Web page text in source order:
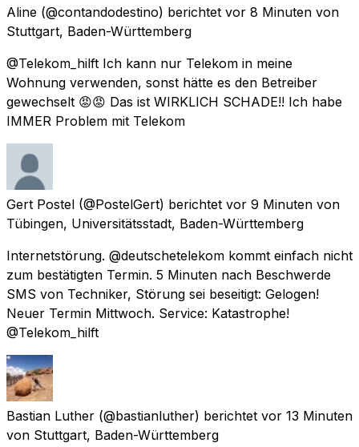
Aline (@contandodestino) berichtet vor 8 Minuten von
Stuttgart, Baden-Württemberg
@Telekom_hilft Ich kann nur Telekom in meine
Wohnung verwenden, sonst hätte es den Betreiber
gewechselt 😡😡 Das ist WIRKLICH SCHADE!! Ich habe
IMMER Problem mit Telekom
Gert Postel (@PostelGert) berichtet vor 9 Minuten von
Tübingen, Universitätsstadt, Baden-Württemberg
Internetstörung. @deutschetelekom kommt einfach nicht
zum bestätigten Termin. 5 Minuten nach Beschwerde
SMS von Techniker, Störung sei beseitigt: Gelogen!
Neuer Termin Mittwoch. Service: Katastrophe!
@Telekom_hilft
Bastian Luther (@bastianluther) berichtet vor 13 Minuten
von Stuttgart, Baden-Württemberg